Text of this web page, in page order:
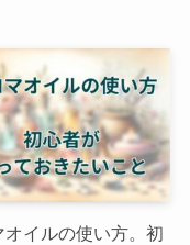
オイルの使い方。初